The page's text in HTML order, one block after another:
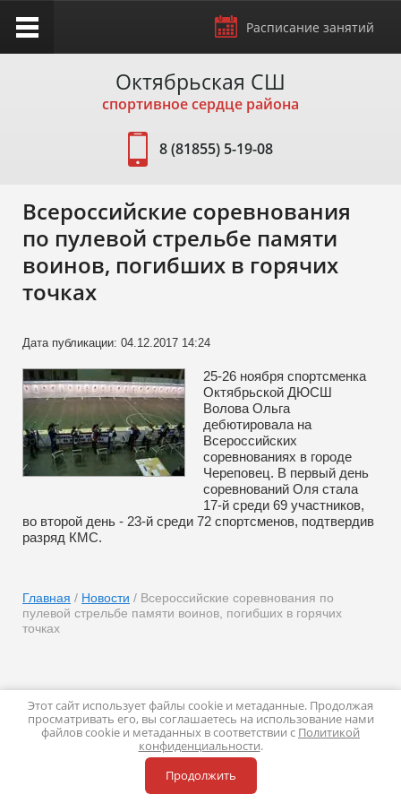
Расписание занятий
Октябрьская СШ
спортивное сердце района
8 (81855) 5-19-08
Всероссийские соревнования
по пулевой стрельбе памяти
воинов, погибших в горячих
точках
Дата публикации: 04.12.2017 14:24
25-26 ноября спортсменка
Октябрьской ДЮСШ
Волова Ольга
дебютировала на
Всероссийских
соревнованиях в городе
Череповец. В первый день
соревнований Оля стала
17-й среди 69 участников,
во второй день - 23-й среди 72 спортсменов, подтвердив
разряд КМС.
Главная / Новости / Всероссийские соревнования по
пулевой стрельбе памяти воинов, погибших в горячих
точках
Copyright © 2016 - 2026
Политика конфиденциальности
Megagroup.ru
Этот сайт использует файлы cookie и метаданные. Продолжая
просматривать его, вы соглашаетесь на использование нами
файлов cookie и метаданных в соответствии с Политикой
конфиденциальности.
Продолжить